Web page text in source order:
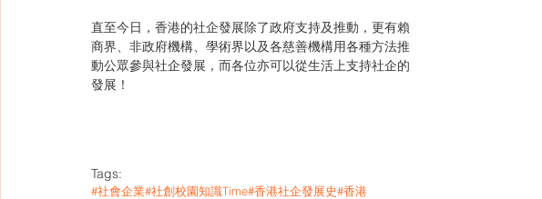
直至今日，香港的社企發展除了政府支持及推動，更有賴
商界、非政府機構、學術界以及各慈善機構用各種方法推
動公眾參與社企發展，而各位亦可以從生活上支持社企的
發展！
Tags:
#社會企業#社創校園知識Time#香港社企發展史#香港